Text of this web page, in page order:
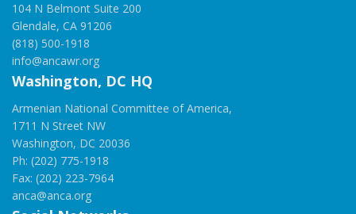
104 N Belmont Suite 200
Glendale, CA 91206
(818) 500-1918
info@ancawr.org
Washington, DC HQ
Armenian National Committee of America,
1711 N Street NW
Washington, DC 20036
Ph: (202) 775-1918
Fax: (202) 223-7964
anca@anca.org